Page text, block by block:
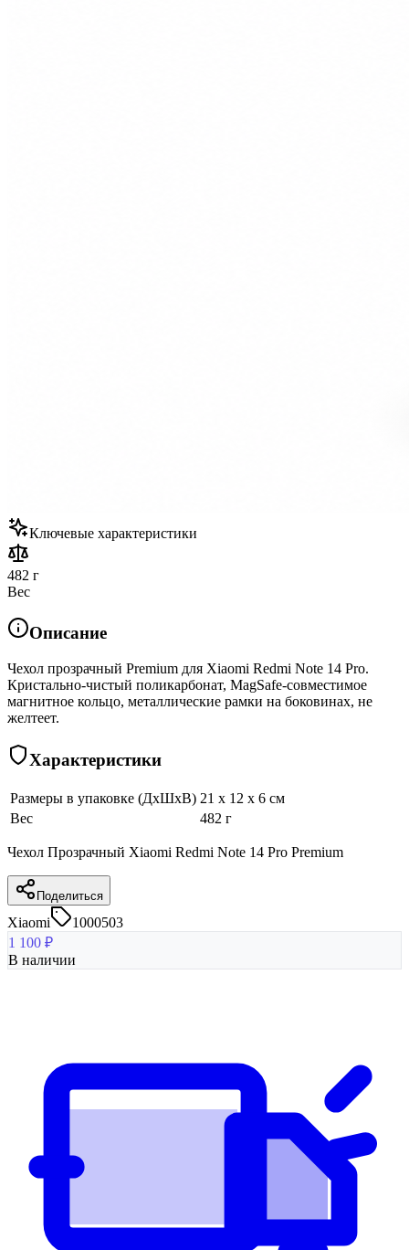
Ключевые характеристики
482 г
Вес
Описание
Чехол прозрачный Premium для Xiaomi Redmi Note 14 Pro.
Кристально-чистый поликарбонат, MagSafe-совместимое
магнитное кольцо, металлические рамки на боковинах, не
желтеет.
Характеристики
Размеры в упаковке (ДхШхВ) 21 x 12 x 6 см
Вес
482 г
Чехол Прозрачный Xiaomi Redmi Note 14 Pro Premium
Поделиться
Xiaomi
1000503
1 100 ₽
В наличии